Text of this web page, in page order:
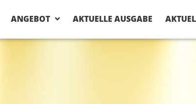
ANGEBOT AKTUELLE AUSGABE